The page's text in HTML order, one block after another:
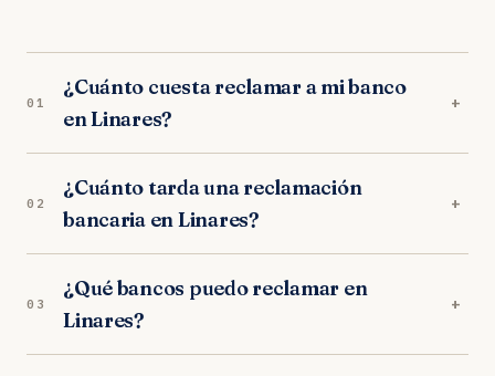
01
¿Cuánto cuesta reclamar a mi banco
en Linares?
+
Linares trabajan exclusivamente a éxito:
trabajamos orientados a resultados. Sin
provisión de fondos, sin cuotas mensuales.
02
¿Cuánto tarda una reclamación
bancaria en Linares?
+
juzgados de Linares, los procedimientos duran
entre 10-14 meses. Muchos bancos negocian
acuerdos extrajudiciales en las primeras
03
¿Qué bancos puedo reclamar en
Linares?
+